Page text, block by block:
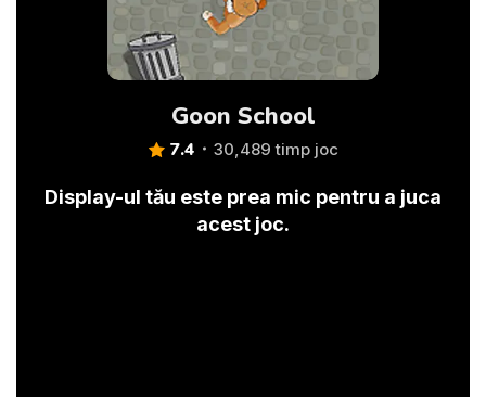
Goon School
7.4 30,489 timp joc
Display-ul tău este prea mic pentru a juca
acest joc.